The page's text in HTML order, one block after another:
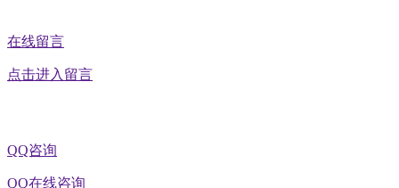
在线留言
点击进入留言
QQ咨询
QQ在线咨询